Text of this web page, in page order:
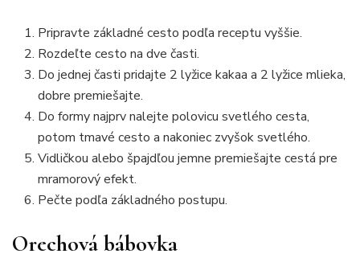
Pripravte základné cesto podľa receptu vyššie.
Rozdeľte cesto na dve časti.
Do jednej časti pridajte 2 lyžice kakaa a 2 lyžice mlieka,
dobre premiešajte.
Do formy najprv nalejte polovicu svetlého cesta,
potom tmavé cesto a nakoniec zvyšok svetlého.
Vidličkou alebo špajdľou jemne premiešajte cestá pre
mramorový efekt.
Pečte podľa základného postupu.
Orechová bábovka